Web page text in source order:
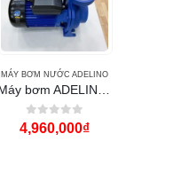
MÁY BƠM NƯỚC ADELINO
0out of 5
4,960,000₫